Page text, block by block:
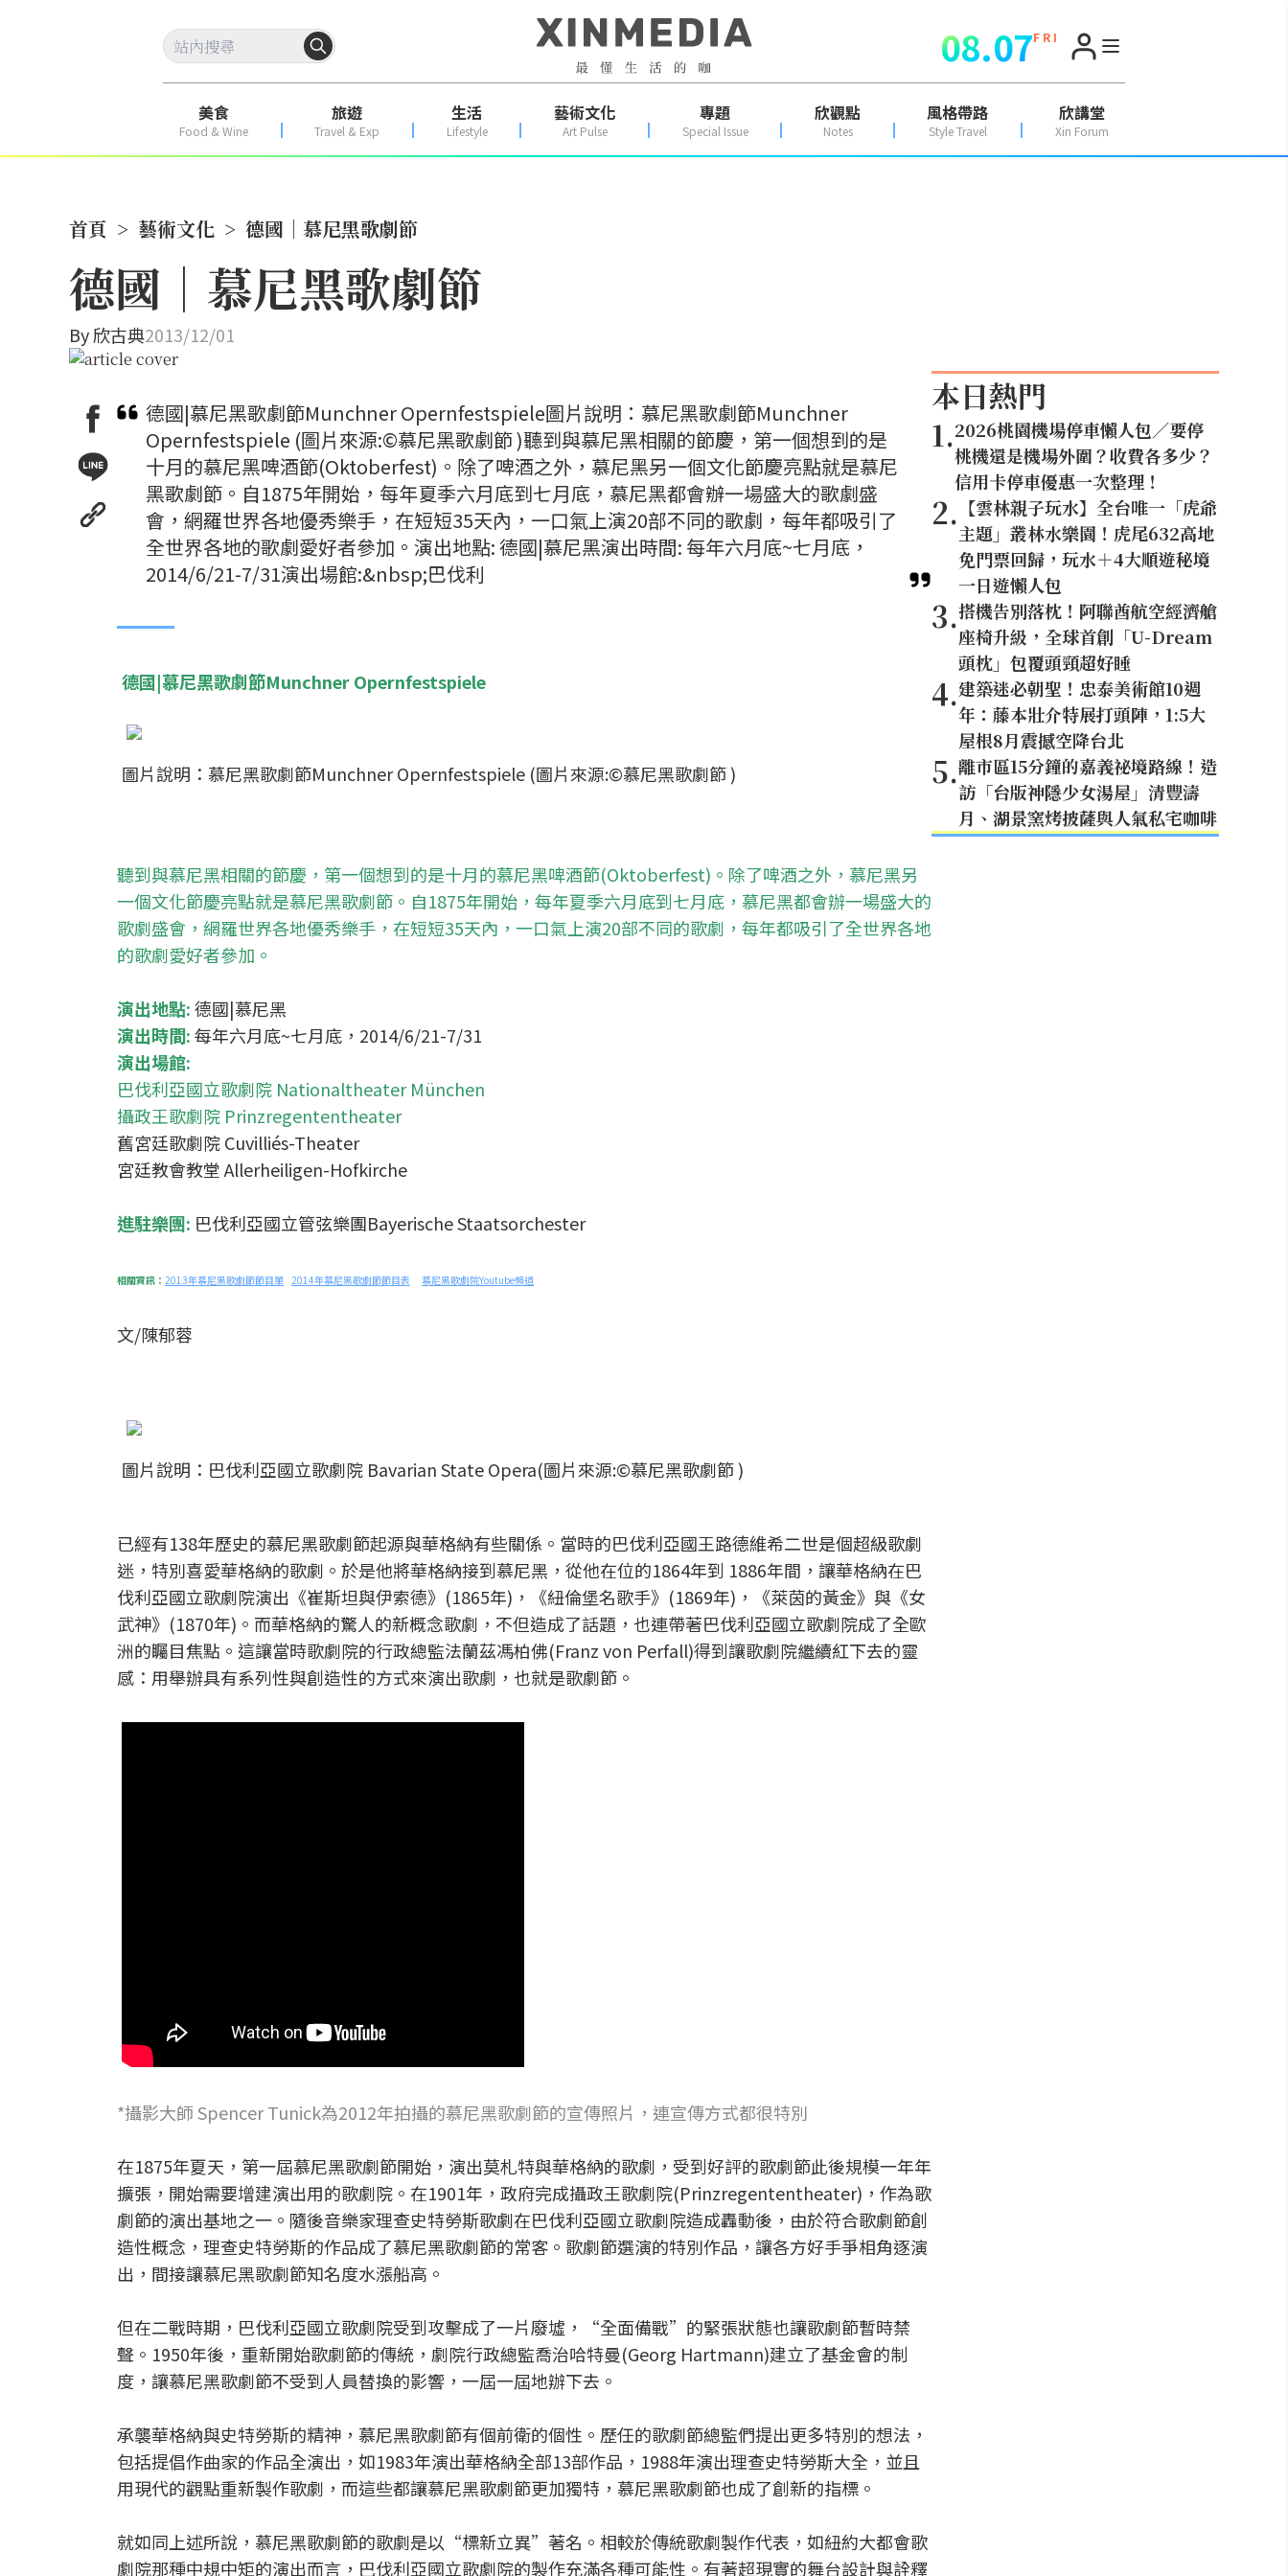
08.07F R I
美食
Food & Wine
旅遊
Travel & Exp
生活
Lifestyle
藝術文化
Art Pulse
專題
Special Issue
欣觀點
Notes
風格帶路
Style Travel
欣講堂
Xin Forum
首頁 > 藝術文化 > 德國｜慕尼黑歌劇節
德國｜慕尼黑歌劇節
By欣古典2013/12/01
德國|慕尼黑歌劇節Munchner Opernfestspiele圖片說明：慕尼黑歌劇節Munchner
Opernfestspiele (圖片來源:©慕尼黑歌劇節 )聽到與慕尼黑相關的節慶，第一個想到的是
十月的慕尼黑啤酒節(Oktoberfest)。除了啤酒之外，慕尼黑另一個文化節慶亮點就是慕尼
黑歌劇節。自1875年開始，每年夏季六月底到七月底，慕尼黑都會辦一場盛大的歌劇盛
會，網羅世界各地優秀樂手，在短短35天內，一口氣上演20部不同的歌劇，每年都吸引了
全世界各地的歌劇愛好者參加。演出地點: 德國|慕尼黑演出時間: 每年六月底~七月底，
2014/6/21-7/31演出場館:&nbsp;巴伐利
德國|慕尼黑歌劇節Munchner Opernfestspiele
圖片說明：慕尼黑歌劇節Munchner Opernfestspiele (圖片來源:©慕尼黑歌劇節 )
聽到與慕尼黑相關的節慶，第一個想到的是十月的慕尼黑啤酒節(Oktoberfest)。除了啤酒之外，慕尼黑另
一個文化節慶亮點就是慕尼黑歌劇節。自1875年開始，每年夏季六月底到七月底，慕尼黑都會辦一場盛大的
歌劇盛會，網羅世界各地優秀樂手，在短短35天內，一口氣上演20部不同的歌劇，每年都吸引了全世界各地
的歌劇愛好者參加。
演出地點:德國|慕尼黑
演出時間:每年六月底~七月底，2014/6/21-7/31
演出場館:
巴伐利亞國立歌劇院 Nationaltheater München
攝政王歌劇院 Prinzregententheater
舊宮廷歌劇院 Cuvilliés-Theater
宮廷教會教堂 Allerheiligen-Hofkirche
進駐樂團: 巴伐利亞國立管弦樂團Bayerische Staatsorchester
相關資訊： 2013年慕尼黑歌劇節節目單 2014年慕尼黑歌劇節節目表 慕尼黑歌劇院Youtube頻道
文/陳郁蓉
圖片說明：巴伐利亞國立歌劇院 Bavarian State Opera(圖片來源:©慕尼黑歌劇節 )
已經有138年歷史的慕尼黑歌劇節起源與華格納有些關係。當時的巴伐利亞國王路德維希二世是個超級歌劇
迷，特別喜愛華格納的歌劇。於是他將華格納接到慕尼黑，從他在位的1864年到 1886年間，讓華格納在巴
伐利亞國立歌劇院演出《崔斯坦與伊索德》(1865年)，《紐倫堡名歌手》(1869年)，《萊茵的黃金》與《女
武神》(1870年)。而華格納的驚人的新概念歌劇，不但造成了話題，也連帶著巴伐利亞國立歌劇院成了全歐
洲的矚目焦點。這讓當時歌劇院的行政總監法蘭茲馮柏佛(Franz von Perfall)得到讓歌劇院繼續紅下去的靈
感：用舉辦具有系列性與創造性的方式來演出歌劇，也就是歌劇節。
*攝影大師 Spencer Tunick為2012年拍攝的慕尼黑歌劇節的宣傳照片，連宣傳方式都很特別
在1875年夏天，第一屆慕尼黑歌劇節開始，演出莫札特與華格納的歌劇，受到好評的歌劇節此後規模一年年
擴張，開始需要增建演出用的歌劇院。在1901年，政府完成攝政王歌劇院(Prinzregententheater)，作為歌
劇節的演出基地之一。隨後音樂家理查史特勞斯歌劇在巴伐利亞國立歌劇院造成轟動後，由於符合歌劇節創
造性概念，理查史特勞斯的作品成了慕尼黑歌劇節的常客。歌劇節選演的特別作品，讓各方好手爭相角逐演
出，間接讓慕尼黑歌劇節知名度水漲船高。
但在二戰時期，巴伐利亞國立歌劇院受到攻擊成了一片廢墟，“全面備戰”的緊張狀態也讓歌劇節暫時禁
聲。1950年後，重新開始歌劇節的傳統，劇院行政總監喬治哈特曼(Georg Hartmann)建立了基金會的制
度，讓慕尼黑歌劇節不受到人員替換的影響，一屆一屆地辦下去。
承襲華格納與史特勞斯的精神，慕尼黑歌劇節有個前衛的個性。歷任的歌劇節總監們提出更多特別的想法，
包括提倡作曲家的作品全演出，如1983年演出華格納全部13部作品，1988年演出理查史特勞斯大全，並且
用現代的觀點重新製作歌劇，而這些都讓慕尼黑歌劇節更加獨特，慕尼黑歌劇節也成了創新的指標。
就如同上述所說，慕尼黑歌劇節的歌劇是以“標新立異”著名。相較於傳統歌劇製作代表，如紐約大都會歌
劇院那種中規中矩的演出而言，巴伐利亞國立歌劇院的製作充滿各種可能性。有著超現實的舞台設計與詮釋
本日熱門
1.2026桃園機場停車懶人包／要停
桃機還是機場外圍？收費各多少？
信用卡停車優惠一次整理！
2. 【雲林親子玩水】全台唯一「虎爺
主題」叢林水樂園！虎尾632高地
免門票回歸，玩水＋4大順遊秘境
一日遊懶人包
3.搭機告別落枕！阿聯酋航空經濟艙
座椅升級，全球首創「U-Dream
頭枕」包覆頭頸超好睡
4.建築迷必朝聖！忠泰美術館10週
年：藤本壯介特展打頭陣，1:5大
屋根8月震撼空降台北
5.離市區15分鐘的嘉義祕境路線！造
訪「台版神隱少女湯屋」清豐濤
月、湖景窯烤披薩與人氣私宅咖啡